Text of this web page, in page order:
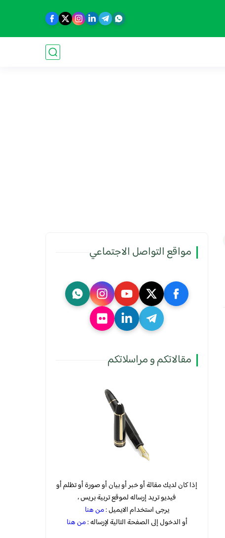
مواقع التواصل الاجتماعي
مقالاتكم و مراسلاتكم
إذا كان لديك مقالة أو خبر أو بيان أو صورة أو تظلم أو
فيديو تريد إرساله لموقع تربية بريس ،
يرجى استخدام الايميل :من هنا
أو الدخول إلى الصفحة التالية لإرساله :من هنا